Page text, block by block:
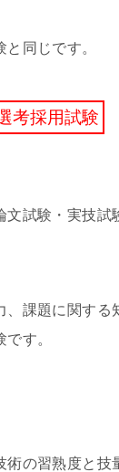
同じです。
考採用試験
文試験・実技試
、課題に関する
す。
術の習熟度と技